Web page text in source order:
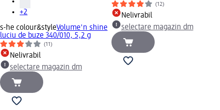
+2
s-he colour&styleVolume'n shine
luciu de buze 340/010, 5,2 g
(11)
Nelivrabil
selectare magazin dm
(12)
Nelivrabil
selectare magazin dm